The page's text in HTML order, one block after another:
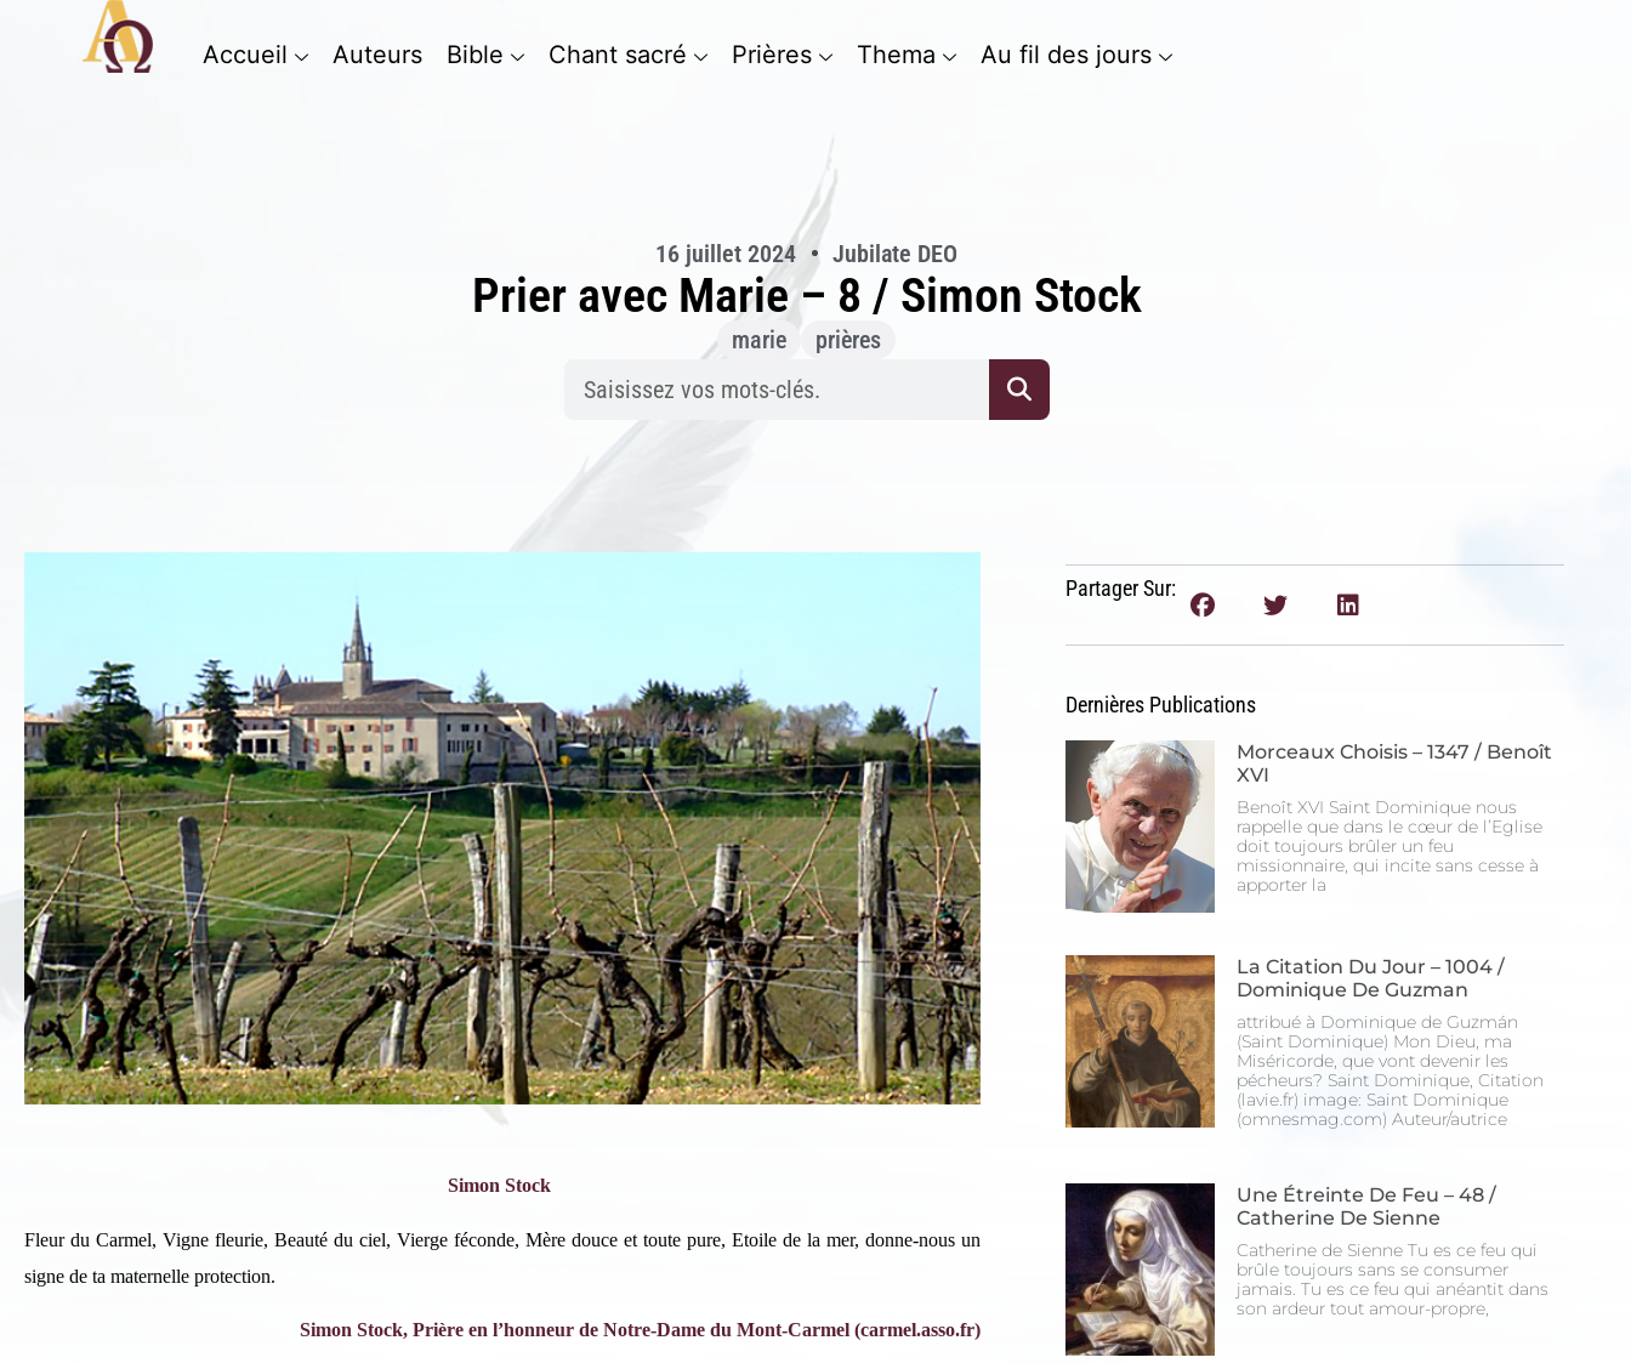
Accueil Auteurs Bible Chant sacré Prières Thema Au fil des jours
16 juillet 2024 Jubilate DEO
Prier avec Marie – 8 / Simon Stock
marie prières
Simon Stock
Fleur du Carmel, Vigne fleurie, Beauté du ciel, Vierge féconde, Mère douce et toute pure, Etoile de la mer, donne-nous un
signe de ta maternelle protection.
Simon Stock, Prière en l’honneur de Notre-Dame du Mont-Carmel (carmel.asso.fr)
Partager Sur:
Dernières Publications
Morceaux Choisis – 1347 / Benoît
XVI
Benoît XVI Saint Dominique nous
rappelle que dans le cœur de l’Eglise
doit toujours brûler un feu
missionnaire, qui incite sans cesse à
apporter la
La Citation Du Jour – 1004 /
Dominique De Guzman
attribué à Dominique de Guzmán
(Saint Dominique) Mon Dieu, ma
Miséricorde, que vont devenir les
pécheurs? Saint Dominique, Citation
(lavie.fr) image: Saint Dominique
(omnesmag.com) Auteur/autrice
Une Étreinte De Feu – 48 /
Catherine De Sienne
Catherine de Sienne Tu es ce feu qui
brûle toujours sans se consumer
jamais. Tu es ce feu qui anéantit dans
son ardeur tout amour-propre,
Si vous souhaitez recevoir nos dernières actualités, veuillez
S'inscrire